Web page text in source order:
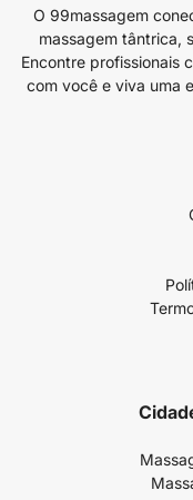
O 99massagem
massagem tântrica,
Encontre profissionais
com você e viva uma